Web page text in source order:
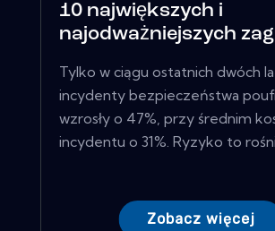
10 największych i
najodważniejszych
Tylko w ciągu ostatnich dwóch
incydenty bezpieczeństwa
wzrosły o 47%, przy średnim
incydentu o 31%. Ryzyko to
Zobacz więcej